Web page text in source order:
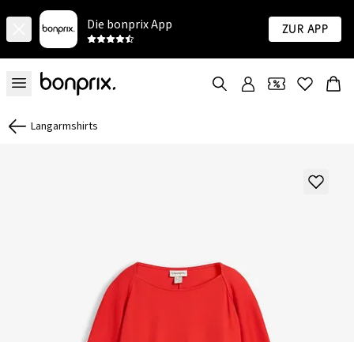
Die bonprix App Zur App
Langarmshirts